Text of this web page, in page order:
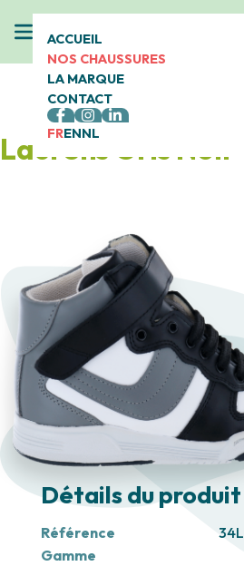
ACCUEIL
NOS CHAUSSURES
LA MARQUE
CONTACT
FRENNL
Laurens Gris Noir
Voir
Détails du produit
Référence
Gamme